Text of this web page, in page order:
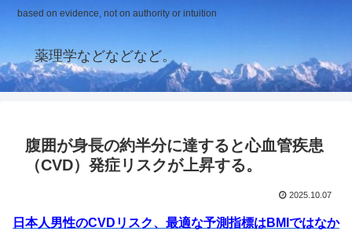
based on evidence, not on authority or intuition
薬理学などなどなど。
腹囲が身長の約半分に達すると心血管疾患
（CVD）発症リスクが上昇する。
2025.10.07
日本人男性のCVDリスク、最適な予測指標はBMIではなか